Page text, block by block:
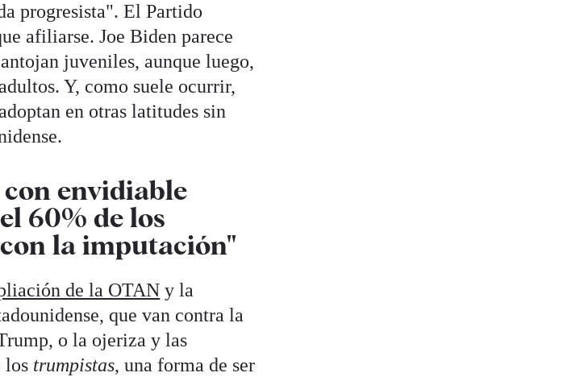
progresista". El Partido
afiliarse. Joe Biden parece
juveniles, aunque luego,
Y, como suele ocurrir,
en otras latitudes sin
envidiable
60% de los
la imputación"
de la OTAN y la
que van contra la
o la ojeriza y las
los trumpistas, una forma de ser